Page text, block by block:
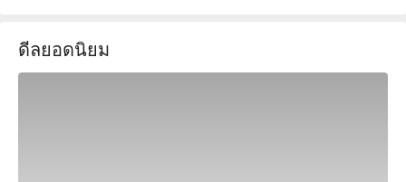
บรรยากาศภายในร้านเรียบง่ายและสะดวกสบาย สร้าง
บรรยากาศที่เงียบสงบในห้างสรรพสินค้าที่คึกคัก พื้นที่สะอาดและ
ดีลยอดนิยม